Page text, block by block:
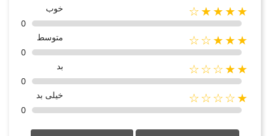
★★★★☆
خوب
0
★★★☆☆
متوسط
0
★★☆☆☆
بد
0
★☆☆☆☆
خیلی بد
0